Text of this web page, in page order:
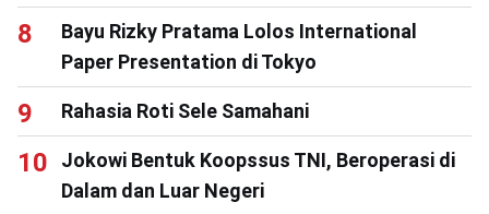
Bayu Rizky Pratama Lolos International
Paper Presentation di Tokyo
Rahasia Roti Sele Samahani
Jokowi Bentuk Koopssus TNI, Beroperasi di
Dalam dan Luar Negeri